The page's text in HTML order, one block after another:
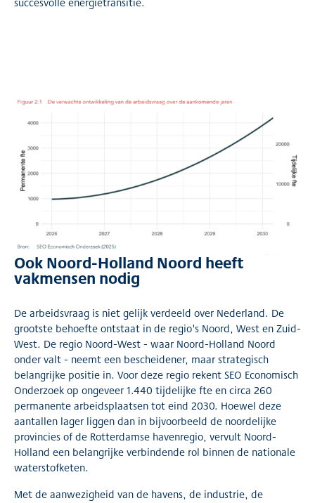
Ook Noord-Holland Noord heeft
vakmensen nodig
De arbeidsvraag is niet gelijk verdeeld over Nederland. De
grootste behoefte ontstaat in de regio's Noord, West en Zuid-
West. De regio Noord-West - waar Noord-Holland Noord
onder valt - neemt een bescheidener, maar strategisch
belangrijke positie in. Voor deze regio rekent SEO Economisch
Onderzoek op ongeveer 1.440 tijdelijke fte en circa 260
permanente arbeidsplaatsen tot eind 2030. Hoewel deze
aantallen lager liggen dan in bijvoorbeeld de noordelijke
provincies of de Rotterdamse havenregio, vervult Noord-
Holland een belangrijke verbindende rol binnen de nationale
waterstofketen.
Met de aanwezigheid van de havens, de industrie, de